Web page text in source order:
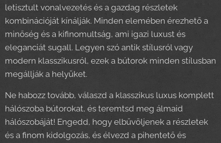
letisztult vonalvezetés és a gazdag részletek
kombinációját kínálják. Minden elemében érezhető a
minőség és a kifinomultság, ami igazi luxust és
eleganciát sugall. Legyen szó antik stílusról vagy
modern klasszikusról, ezek a bútorok minden stílusban
megállják a helyüket.
Ne habozz tovább, válaszd a klasszikus luxus komplett
hálószoba bútorokat, és teremtsd meg álmaid
hálószobáját! Engedd, hogy elbűvöljenek a részletek
és a finom kidolgozás, és élvezd a pihentető és